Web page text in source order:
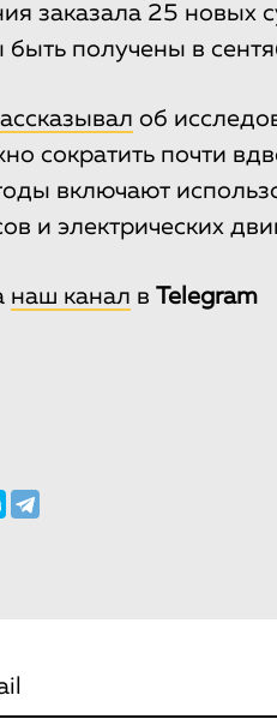
заказала 25 новых
получены в
об
сократить почти
включают
и электрических
наш канал в Telegram